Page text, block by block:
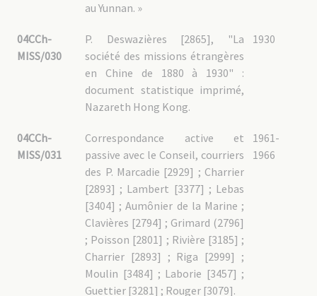
au Yunnan. »
04CCh-
MISS/030
1930
P. Deswazières [2865], "La
société des missions étrangères
en Chine de 1880 à 1930" :
document statistique imprimé,
Nazareth Hong Kong.
04CCh-
MISS/031
1961-
1966
Correspondance active et
passive avec le Conseil, courriers
des P. Marcadie [2929] ; Charrier
[2893] ; Lambert [3377] ; Lebas
[3404] ; Aumônier de la Marine ;
Clavières [2794] ; Grimard (2796]
; Poisson [2801] ; Rivière [3185] ;
Charrier [2893] ; Riga [2999] ;
Moulin [3484] ; Laborie [3457] ;
Guettier [3281] ; Rouger [3079].